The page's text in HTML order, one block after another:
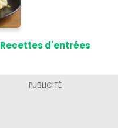
Recettes d'entrées